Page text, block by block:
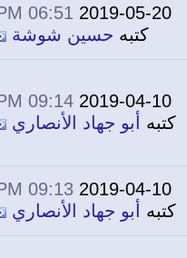
2019-05-20
06:51 PM
كتبه حسين شوشة
2019-04-10
09:14 PM
كتبه
أبو جهاد الأنصاري
2019-04-10
09:13 PM
كتبه
أبو جهاد الأنصاري